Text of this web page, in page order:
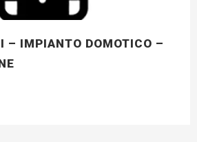
– IMPIANTO DOMOTICO –